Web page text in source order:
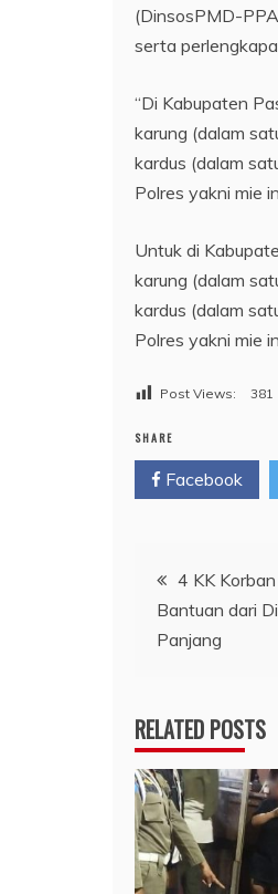
(DinsosPMD-
serta
“Di Kabupaten
karung (dalam
kardus (dalam
Polres yakni mie
Untuk di
karung (dalam
kardus (dalam
Polres yakni mie
Post Views: 381
SHARE
Facebook
Navigasi
pos
4 KK
Bantuan dari
Panjang
RELATED POSTS